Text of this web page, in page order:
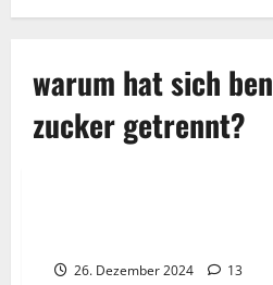
warum hat sich ben
zucker getrennt?
2025
2026
26. Dezember 2024 13